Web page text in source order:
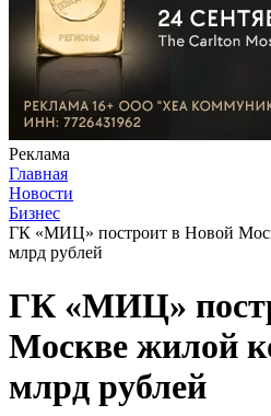
Реклама
Главная
Новости
Бизнес
ГК «МИЦ» построит в Новой
млрд рублей
ГК «МИЦ»
Москве жилой
млрд рублей